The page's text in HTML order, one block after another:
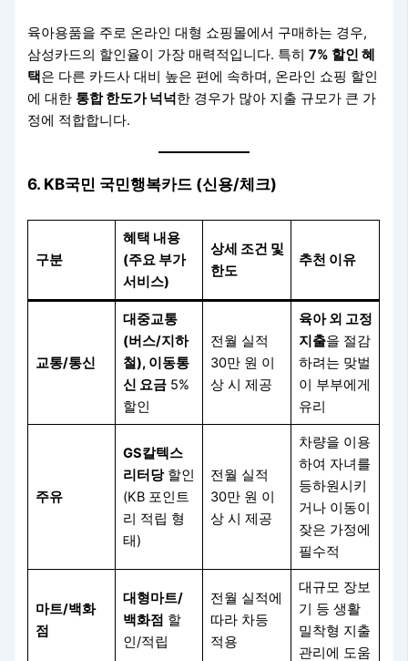
육아용품을 주로 온라인 대형 쇼핑몰에서 구매하는 경우,
삼성카드의 할인율이 가장 매력적입니다. 특히7% 할인 혜
택은 다른 카드사 대비 높은 편에 속하며, 온라인 쇼핑 할인
에 대한 통합 한도가 넉넉한 경우가 많아 지출 규모가 큰 가
정에 적합합니다.
6. KB국민 국민행복카드 (신용/체크)
구분
혜택 내용
(주요 부가
서비스)
상세 조건 및
한도
추천 이유
교통/통신
대중교통
(버스/지하
철), 이동통
신 요금5%
할인
전월 실적
30만 원 이
상 시 제공
육아 외 고정
지출을 절감
하려는 맞벌
이 부부에게
유리
주유
GS칼텍스
리터당할인
(KB 포인트
리 적립 형
태)
전월 실적
30만 원 이
상 시 제공
차량을 이용
하여 자녀를
등하원시키
거나 이동이
잦은 가정에
필수적
마트/백화
점
대형마트/
백화점 할
인/적립
전월 실적에
따라 차등
적용
대규모 장보
기 등 생활
밀착형 지출
관리에 도움